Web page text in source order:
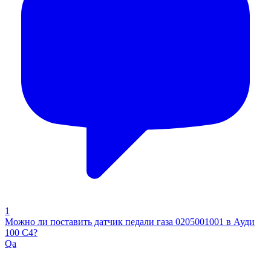
1
Можно ли поставить датчик педали газа 0205001001 в Ауди
100 С4?
Qa